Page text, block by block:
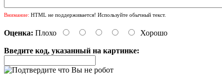
Внимание: HTML не поддерживается! Используйте обычный текст.
Оценка: Плохо Хорошо
Введите код, указанный на картинке: